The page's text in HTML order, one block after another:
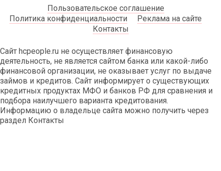
Пользовательское соглашение
Политика конфиденциальности
Реклама на сайте
Контакты
Сайт hcpeople.ru не осуществляет финансовую
деятельность, не является сайтом банка или какой-либо
финансовой организации, не оказывает услуг по выдаче
займов и кредитов. Сайт информирует о существующих
кредитных продуктах МФО и банков РФ для сравнения и
подбора наилучшего варианта кредитования.
Информацию о владельце сайта можно получить через
раздел Контакты